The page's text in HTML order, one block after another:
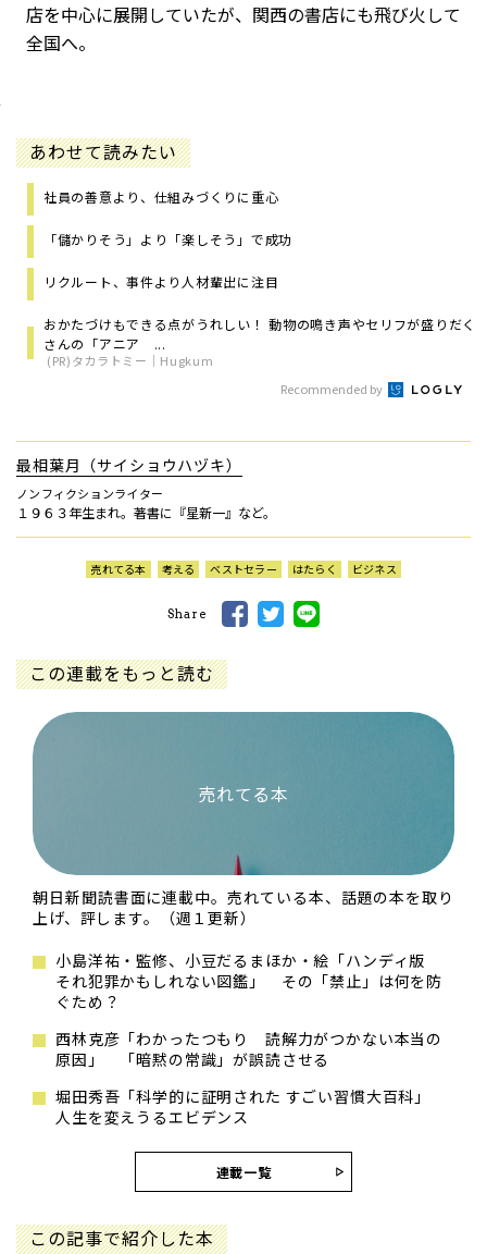
店を中心に展開していたが、関西の書店にも飛び火して
全国へ。
あわせて読みたい
社員の善意より、仕組みづくりに重心
「儲かりそう」より「楽しそう」で成功
リクルート、事件より人材輩出に注目
おかたづけもできる点がうれしい！ 動物の鳴き声やセリフが盛りだく
さんの「アニア ...
(PR)タカラトミー｜Hugkum
Recommended by
最相葉月（サイショウハヅキ）
ノンフィクションライター
１９６３年生まれ。著書に『星新一』など。
売れてる本 考える ベストセラー はたらく ビジネス
Share
この連載をもっと読む
売れてる本
朝日新聞読書面に連載中。売れている本、話題の本を取り
上げ、評します。（週１更新）
小島洋祐・監修、小豆だるまほか・絵「ハンディ版
それ犯罪かもしれない図鑑」 その「禁止」は何を防
ぐため？
西林克彦「わかったつもり 読解力がつかない本当の
原因」 「暗黙の常識」が誤読させる
堀田秀吾「科学的に証明された すごい習慣大百科」
人生を変えうるエビデンス
連載一覧
この記事で紹介した本